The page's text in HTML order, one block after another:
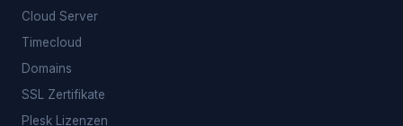
Cloud Server
Timecloud
Domains
SSL Zertifikate
Plesk Lizenzen